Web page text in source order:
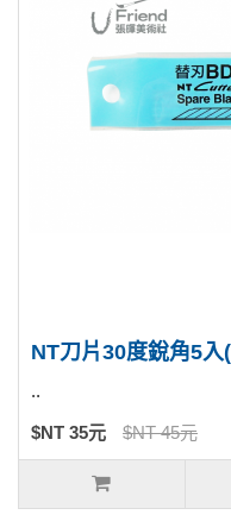
NT刀片30度銳角5入
..
$NT 35元 $NT 45元